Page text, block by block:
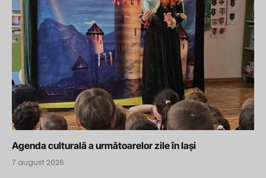
Agenda culturală a următoarelor zile în Iași
7 august 2026